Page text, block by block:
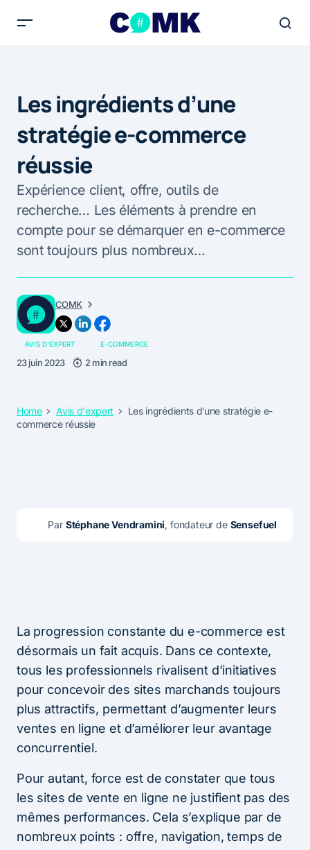
Les ingrédients d’une
stratégie e-commerce
réussie
Expérience client, offre, outils de
recherche… Les éléments à prendre en
compte pour se démarquer en e-commerce
sont toujours plus nombreux…
COMK
AVIS D'EXPERT E-COMMERCE
23 juin 2023 2 min read
Home Avis d'expert
Les ingrédients d’une stratégie e-
commerce réussie
Par Stéphane Vendramini, fondateur de Sensefuel
La progression constante du e-commerce est
désormais un fait acquis. Dans ce contexte,
tous les professionnels rivalisent d’initiatives
pour concevoir des sites marchands toujours
plus attractifs, permettant d’augmenter leurs
ventes en ligne et d’améliorer leur avantage
concurrentiel.
Pour autant, force est de constater que tous
les sites de vente en ligne ne justifient pas des
mêmes performances. Cela s’explique par de
nombreux points : offre, navigation, temps de